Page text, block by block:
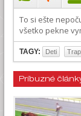
To si ešte
všetko pekne
TAGY: Deti
Príbuzné